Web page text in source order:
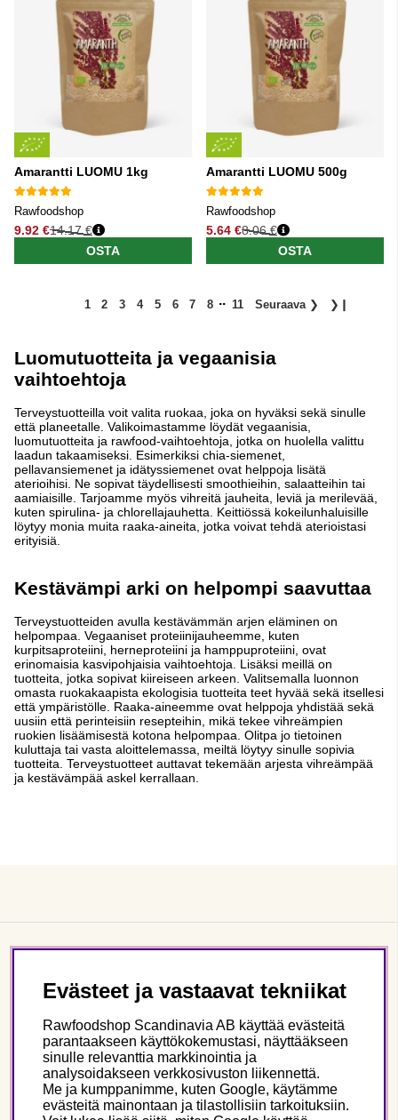
Amarantti LUOMU 1kg
Rawfoodshop
9.92 €
Normaali hinta
14.17 €
OSTA
Amarantti LUOMU 500g
Rawfoodshop
5.64 €
Normaali hinta
8.06 €
OSTA
1 2 3 4 5 6 7 8 .. 11 Seuraava ❯ ❯❙
Luomutuotteita ja vegaanisia
vaihtoehtoja
Terveystuotteilla voit valita ruokaa, joka on hyväksi sekä sinulle
että planeetalle. Valikoimastamme löydät vegaanisia,
luomutuotteita ja rawfood-vaihtoehtoja, jotka on huolella valittu
laadun takaamiseksi. Esimerkiksi chia-siemenet,
pellavansiemenet ja idätyssiemenet ovat helppoja lisätä
aterioihisi. Ne sopivat täydellisesti smoothieihin, salaatteihin tai
aamiaisille. Tarjoamme myös vihreitä jauheita, leviä ja merilevää,
kuten spirulina- ja chlorellajauhetta. Keittiössä kokeilunhaluisille
löytyy monia muita raaka-aineita, jotka voivat tehdä aterioistasi
erityisiä.
Kestävämpi arki on helpompi saavuttaa
Terveystuotteiden avulla kestävämmän arjen eläminen on
helpompaa. Vegaaniset proteiinijauheemme, kuten
kurpitsaproteiini, herneproteiini ja hamppuproteiini, ovat
erinomaisia kasvipohjaisia vaihtoehtoja. Lisäksi meillä on
tuotteita, jotka sopivat kiireiseen arkeen. Valitsemalla luonnon
omasta ruokakaapista ekologisia tuotteita teet hyvää sekä itsellesi
että ympäristölle. Raaka-aineemme ovat helppoja yhdistää sekä
uusiin että perinteisiin resepteihin, mikä tekee vihreämpien
ruokien lisäämisestä kotona helpompaa. Olitpa jo tietoinen
kuluttaja tai vasta aloittelemassa, meiltä löytyy sinulle sopivia
tuotteita. Terveystuotteet auttavat tekemään arjesta vihreämpää
ja kestävämpää askel kerrallaan.
Seuraa meitä
Evästeet ja vastaavat tekniikat
Rawfoodshop Scandinavia AB käyttää evästeitä
parantaakseen käyttökokemustasi, näyttääkseen
sinulle relevanttia markkinointia ja
analysoidakseen verkkosivuston liikennettä.
Me ja kumppanimme, kuten Google, käytämme
evästeitä mainontaan ja tilastollisiin tarkoituksiin.